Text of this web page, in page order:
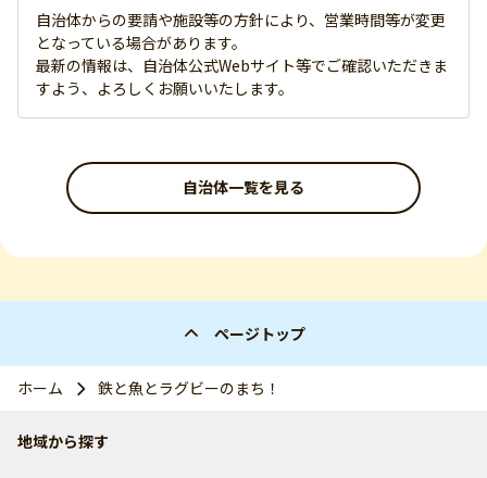
自治体からの要請や施設等の方針により、営業時間等が変更
となっている場合があります。
最新の情報は、自治体公式Webサイト等でご確認いただきま
すよう、よろしくお願いいたします。
自治体一覧を見る
ページトップ
ホーム 鉄と魚とラグビーのまち！
地域から探す